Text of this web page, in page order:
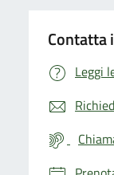
Contatta
Leggi